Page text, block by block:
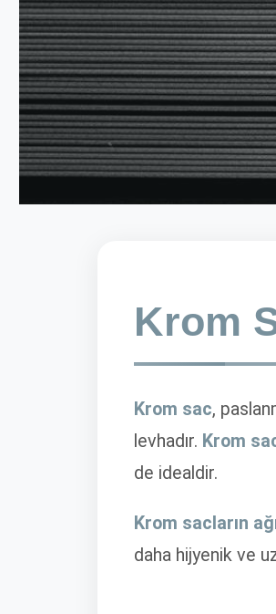
Krom
Krom sac,
levhadır. Krom
de idealdir.
Krom sacların
daha hijyenik ve